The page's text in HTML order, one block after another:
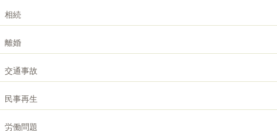
相続
離婚
交通事故
民事再生
労働問題